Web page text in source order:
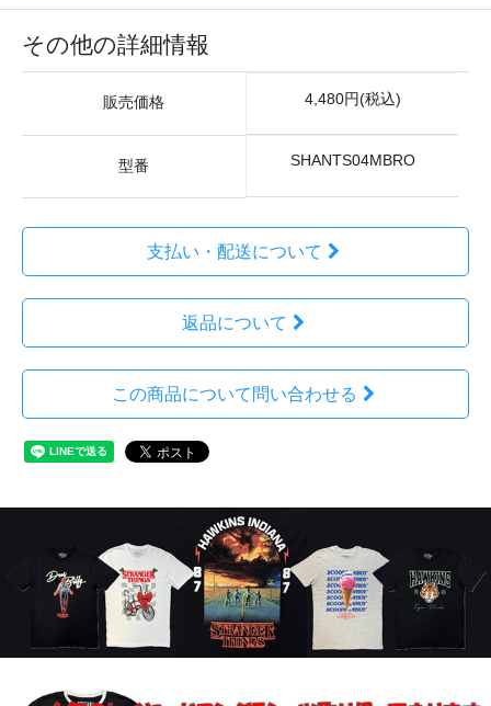
その他の詳細情報
販売価格 4,480円(税込)
型番 SHANTS04MBRO
支払い・配送について
返品について
この商品について問い合わせる